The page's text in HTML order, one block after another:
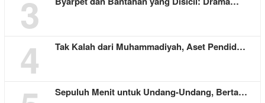
3
4 Tak Kalah dari Muhammadiyah, Aset Pendid…
Sepuluh Menit untuk Undang-Undang, Berta…